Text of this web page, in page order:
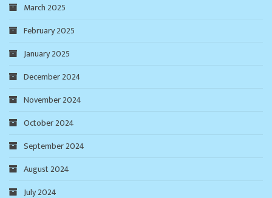
March 2025
February 2025
January 2025
December 2024
November 2024
October 2024
September 2024
August 2024
July 2024